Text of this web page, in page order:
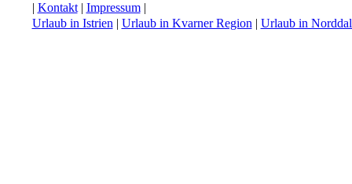
| Kontakt| Impressum|
Urlaub in Istrien | Urlaub in Kvarner Region | Urlaub in